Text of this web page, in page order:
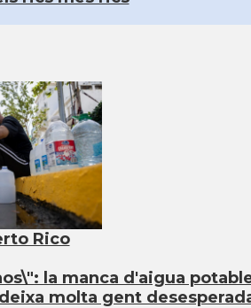
Rico
la manca d'aigua
molta gent